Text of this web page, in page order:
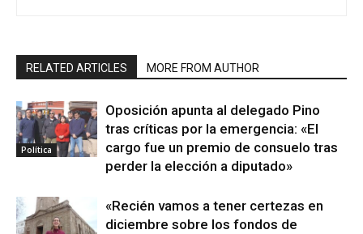
RELATED ARTICLES MORE FROM AUTHOR
Política
Oposición apunta al delegado Pino
tras críticas por la emergencia: «El
cargo fue un premio de consuelo tras
perder la elección a diputado»
«Recién vamos a tener certezas en
diciembre sobre los fondos de